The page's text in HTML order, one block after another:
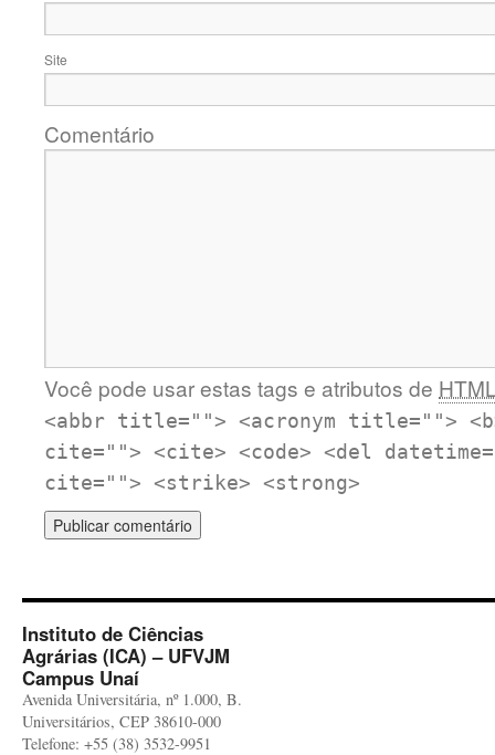
Site
Comentário
Você pode usar estas tags e atributos de
<abbr title=""> <acronym title="">
cite=""> <cite> <code> <del
cite=""> <strike> <strong>
Instituto de Ciências
Agrárias (ICA) – UFVJM
Campus Unaí
Avenida Universitária, nº 1.000, B.
Universitários, CEP 38610-000
Telefone: +55 (38) 3532-9951